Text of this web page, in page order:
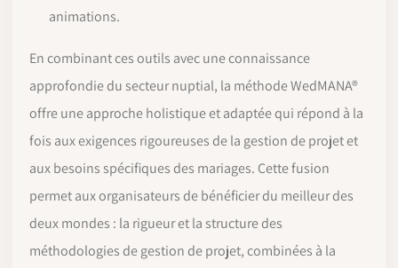
animations.
En combinant ces outils avec une connaissance
approfondie du secteur nuptial, la méthode WedMANA®
offre une approche holistique et adaptée qui répond à la
fois aux exigences rigoureuses de la gestion de projet et
aux besoins spécifiques des mariages. Cette fusion
permet aux organisateurs de bénéficier du meilleur des
deux mondes : la rigueur et la structure des
méthodologies de gestion de projet, combinées à la